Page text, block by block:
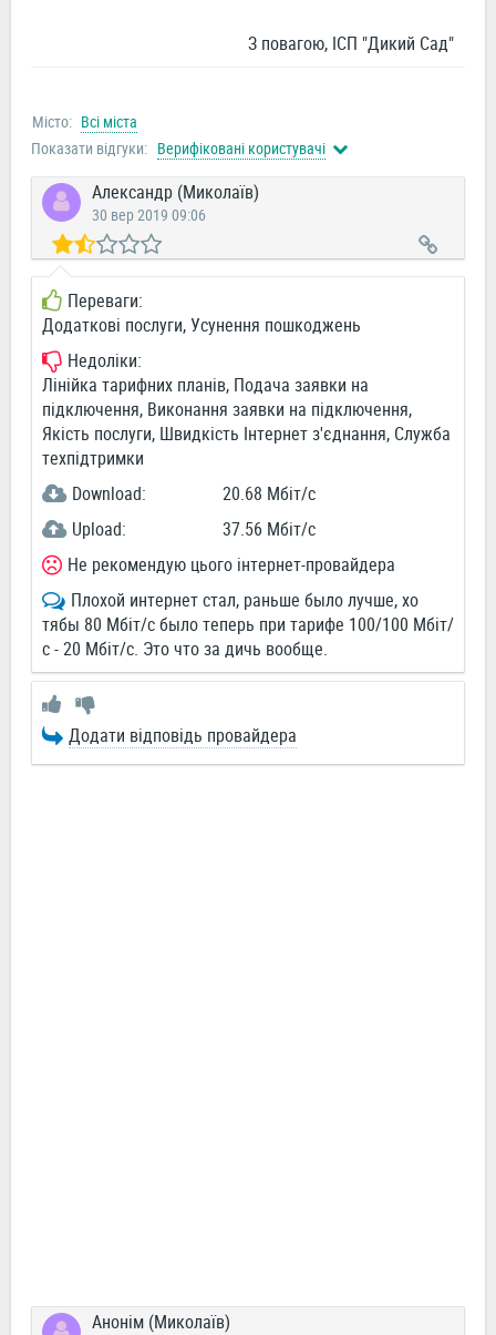
З повагою, ІСП "Дикий Сад"
Місто: Всі міста
Показати відгуки: Верифіковані користувачі
Александр (Миколаїв)
30 вер 2019 09:06
Переваги:
Додаткові послуги, Усунення пошкоджень
Недоліки:
Лінійка тарифних планів, Подача заявки на
підключення, Виконання заявки на підключення,
Якість послуги, Швидкість Інтернет з'єднання, Служба
техпідтримки
Download:
20.68 Мбіт/c
Upload:
37.56 Мбіт/c
Не рекомендую цього інтернет-провайдера
Плохой интернет стал, раньше было лучше, хо
тябы 80 Мбіт/с было теперь при тарифе 100/100 Мбіт/
с - 20 Мбіт/с. Это что за дичь вообще.
Додати відповідь провайдера
Анонім (Миколаїв)